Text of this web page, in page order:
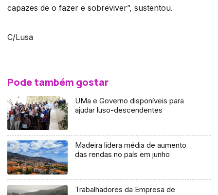
capazes de o fazer e sobreviver”, sustentou.
C/Lusa
Pode também gostar
UMa e Governo disponíveis para
ajudar luso-descendentes
Madeira lidera média de aumento
das rendas no país em junho
Trabalhadores da Empresa de